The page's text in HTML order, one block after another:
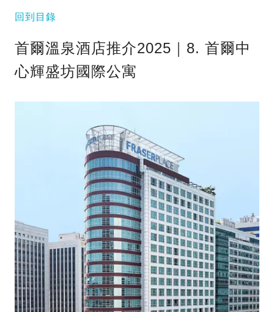
回到目錄
首爾溫泉酒店推介2025｜8. 首爾中
心輝盛坊國際公寓